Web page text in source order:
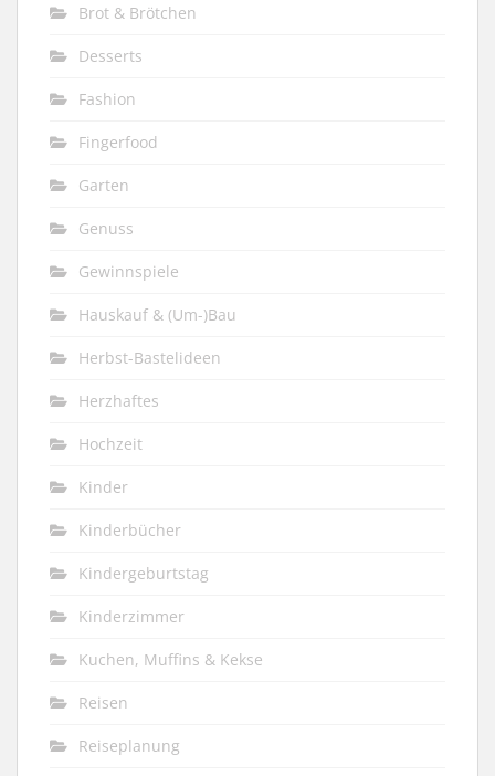
Brot & Brötchen
Desserts
Fashion
Fingerfood
Garten
Genuss
Gewinnspiele
Hauskauf & (Um-)Bau
Herbst-Bastelideen
Herzhaftes
Hochzeit
Kinder
Kinderbücher
Kindergeburtstag
Kinderzimmer
Kuchen, Muffins & Kekse
Reisen
Reiseplanung